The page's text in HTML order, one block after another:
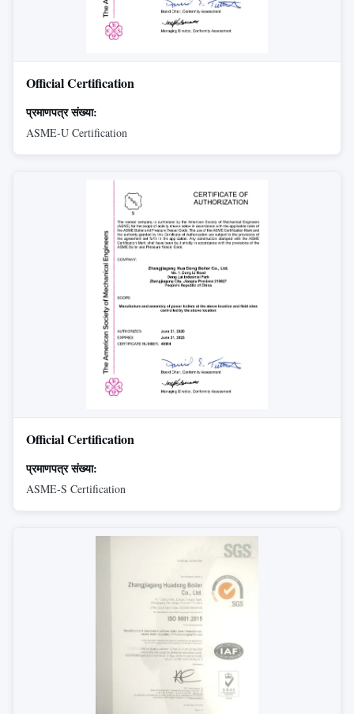
Official Certification
प्रमाणपत्र संख्या:
ASME-U Certification
Official Certification
प्रमाणपत्र संख्या:
ASME-S Certification